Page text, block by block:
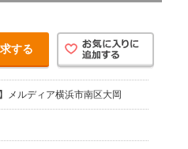
する
メルディア横浜市南区大岡